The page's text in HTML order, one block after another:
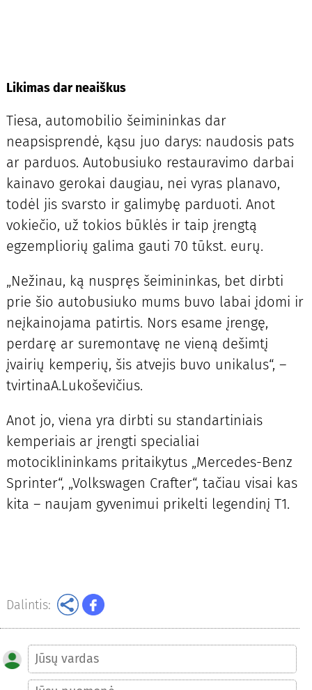
Likimas dar neaiškus
Tiesa, automobilio šeimininkas dar
neapsisprendė, kąsu juo darys: naudosis pats
ar parduos. Autobusiuko restauravimo darbai
kainavo gerokai daugiau, nei vyras planavo,
todėl jis svarsto ir galimybę parduoti. Anot
vokiečio, už tokios būklės ir taip įrengtą
egzempliorių galima gauti 70 tūkst. eurų.
„Nežinau, ką nuspręs šeimininkas, bet dirbti
prie šio autobusiuko mums buvo labai įdomi ir
neįkainojama patirtis. Nors esame įrengę,
perdarę ar suremontavę ne vieną dešimtį
įvairių kemperių, šis atvejis buvo unikalus“, –
tvirtinaA.Lukoševičius.
Anot jo, viena yra dirbti su standartiniais
kemperiais ar įrengti specialiai
motociklininkams pritaikytus „Mercedes-Benz
Sprinter“, „Volkswagen Crafter“, tačiau visai kas
kita – naujam gyvenimui prikelti legendinį T1.
Dalintis: